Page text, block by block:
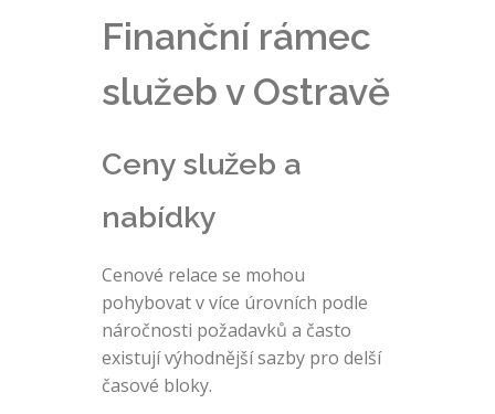
Finanční rámec
služeb v Ostravě
Ceny služeb a
nabídky
Cenové relace se mohou
pohybovat v více úrovních podle
náročnosti požadavků a často
existují výhodnější sazby pro delší
časové bloky.